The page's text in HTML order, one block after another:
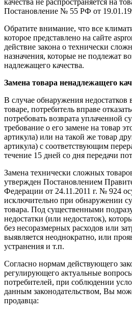
качества не распространяется на
Постановление № 55 РФ от
Обратите внимание, что все
которое представлено на сайте
действие закона о технически
назначения, которые не подлежат
надлежащего качества.
Замена товара ненадлежащего
В случае обнаружения
товаре, потребитель вправе
потребовать возврата уплаченной
требование о его замене на товар
артикула) или на такой же товар
артикула) с соответствующим
течение 15 дней со дня передачи
Замена технически сложных
утвержден Постановлением
Федерации от 24.11.2011 г. № 924
исключительно при обнаружении
товара. Под существенными
недостатки (или недостаток),
без несоразмерных расходов или
выявляется неоднократно, или
устранения и т.п.
Согласно нормам действующего
регулирующего актуальные
потребителей, при соблюдении
данным законодательством, Вы
продавца: